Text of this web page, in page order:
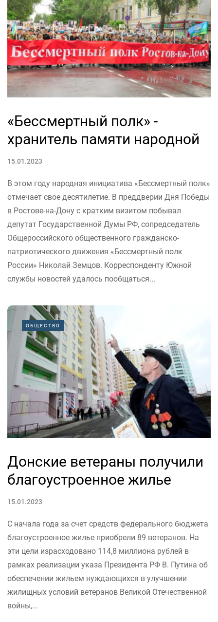
«Бессмертный полк» -
хранитель памяти народной
15.01.2023
В этом году народная инициатива «Бессмертный полк»
отмечает свое десятилетие. В преддверии Дня Победы
в Ростове-на-Дону с кратким визитом побывал
депутат Государственной Думы РФ, сопредседатель
Общероссийского общественного гражданско-
патриотического движения «Бессмертный полк
России» Николай Земцов. Корреспонденту Южной
службы новостей удалось пообщаться...
ОБЩЕСТВО
Донские ветераны получили
благоустроенное жилье
15.01.2023
С начала года за счет средств федерального бюджета
благоустроенное жилье приобрели 89 ветеранов. На
эти цели израсходовано 114,8 миллиона рублей в
рамках реализации указа Президента РФ В. Путина об
обеспечении жильем нуждающихся в улучшении
жилищных условий ветеранов Великой Отечественной
войны,...